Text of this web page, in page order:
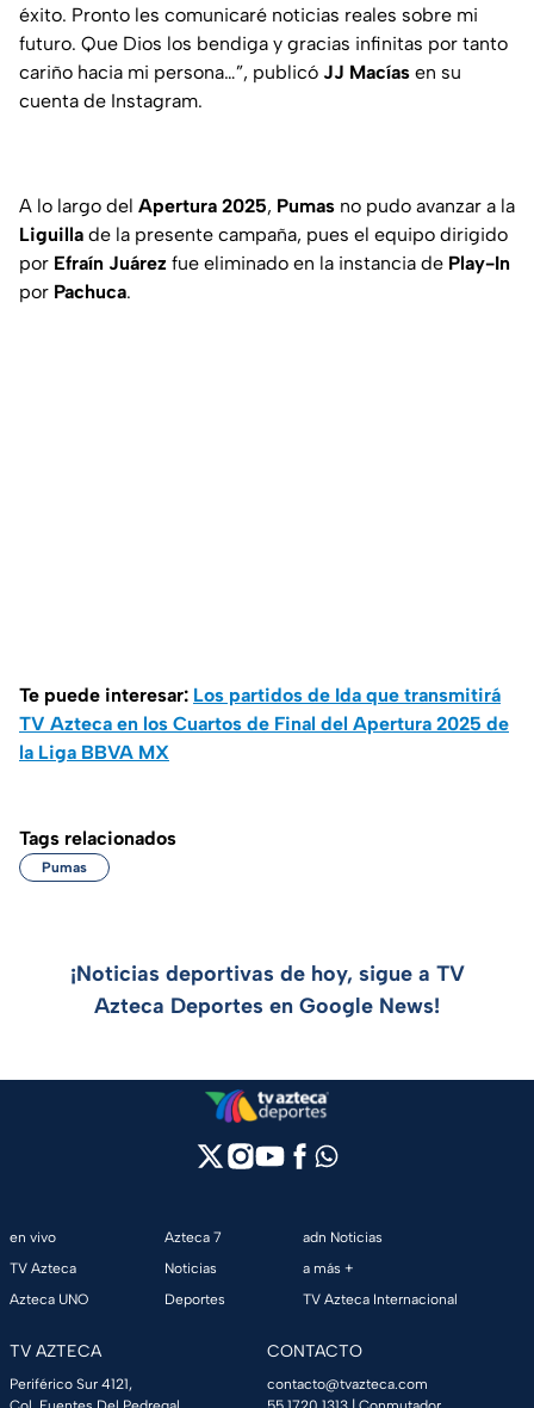
éxito. Pronto les comunicaré noticias reales sobre mi
futuro. Que Dios los bendiga y gracias infinitas por tanto
cariño hacia mi persona…”, publicó JJ Macías en su
cuenta de Instagram.
A lo largo del Apertura 2025, Pumas no pudo avanzar a la
Liguilla de la presente campaña, pues el equipo dirigido
por Efraín Juárez fue eliminado en la instancia de Play-In
por Pachuca.
Te puede interesar: Los partidos de Ida que transmitirá
TV Azteca en los Cuartos de Final del Apertura 2025 de
la Liga BBVA MX
Tags relacionados
Pumas
¡Noticias deportivas de hoy, sigue a TV
Azteca Deportes en Google News!
en vivo
TV Azteca
Azteca UNO
Azteca 7
Noticias
Deportes
adn Noticias
a más +
TV Azteca Internacional
TV AZTECA
Periférico Sur 4121,
CONTACTO
contacto@tvazteca.com